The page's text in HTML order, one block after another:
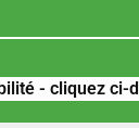
- cliquez ci-